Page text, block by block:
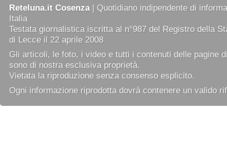
Reteluna.it Cosenza| Quotidiano indipendente di
Italia
Testata giornalistica iscritta al n°987 del Registro della
di Lecce il 22 aprile 2008
Gli articoli, le foto, i video e tutti i contenuti delle pagine
sono di nostra esclusiva proprietà.
Vietata la riproduzione senza consenso esplicito.
Ogni informazione riprodotta dovrà contenere un valido